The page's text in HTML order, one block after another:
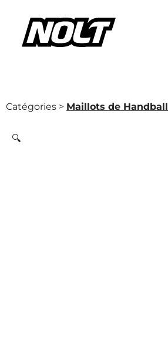
Catégories > Maillots de Handball
🔍